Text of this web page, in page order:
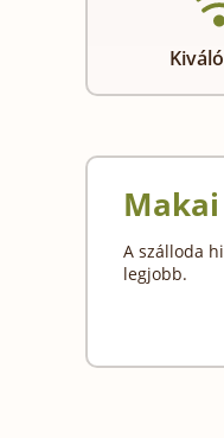
A szálloda
legjobb.